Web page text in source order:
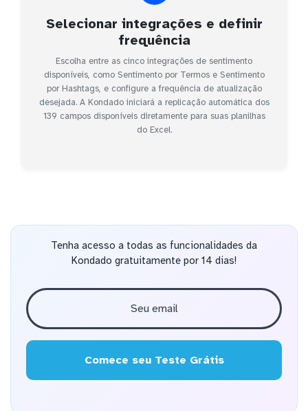
Selecionar integrações e definir
frequência
Escolha entre as cinco integrações de sentimento
disponíveis, como Sentimento por Termos e Sentimento
por Hashtags, e configure a frequência de atualização
desejada. A Kondado iniciará a replicação automática dos
139 campos disponíveis diretamente para suas planilhas
do Excel.
Tenha acesso a todas as funcionalidades da
Kondado gratuitamente por 14 dias!
Comece seu Teste Grátis